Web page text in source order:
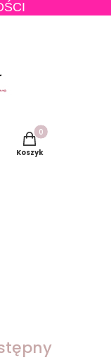
Produkty w
Koszyk